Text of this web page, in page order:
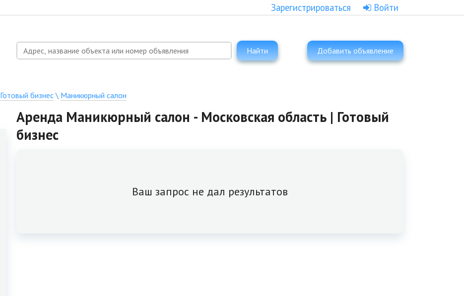
Зарегистрироваться Войти
Найти Добавить объявление
Готовый бизнес\ Маникюрный салон
Аренда Маникюрный салон - Московская область | Готовый
бизнес
Ваш запрос не дал результатов